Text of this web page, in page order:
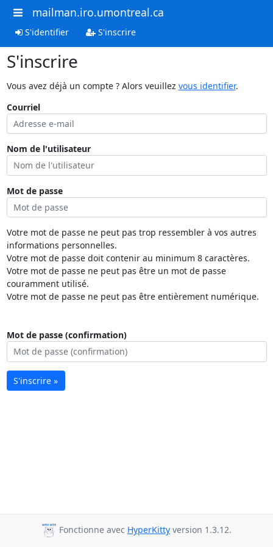
mailman.iro.umontreal.ca
S'identifier S'inscrire
S'inscrire
Vous avez déjà un compte ? Alors veuillez vous identifier.
Courriel
Nom de l'utilisateur
Mot de passe
Votre mot de passe ne peut pas trop ressembler à vos autres
informations personnelles.
Votre mot de passe doit contenir au minimum 8 caractères.
Votre mot de passe ne peut pas être un mot de passe
couramment utilisé.
Votre mot de passe ne peut pas être entièrement numérique.
Mot de passe (confirmation)
S'inscrire »
Fonctionne avec HyperKitty version 1.3.12.